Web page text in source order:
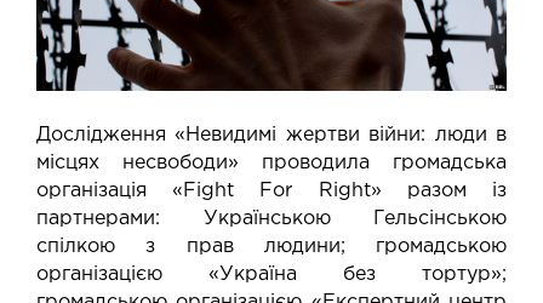
Дослідження «Невидимі жертви війни: люди в
місцях несвободи» проводила громадська
організація «Fight For Right» разом із
партнерами: Українською Гельсінською
спілкою з прав людини; громадською
організацією «Україна без тортур»;